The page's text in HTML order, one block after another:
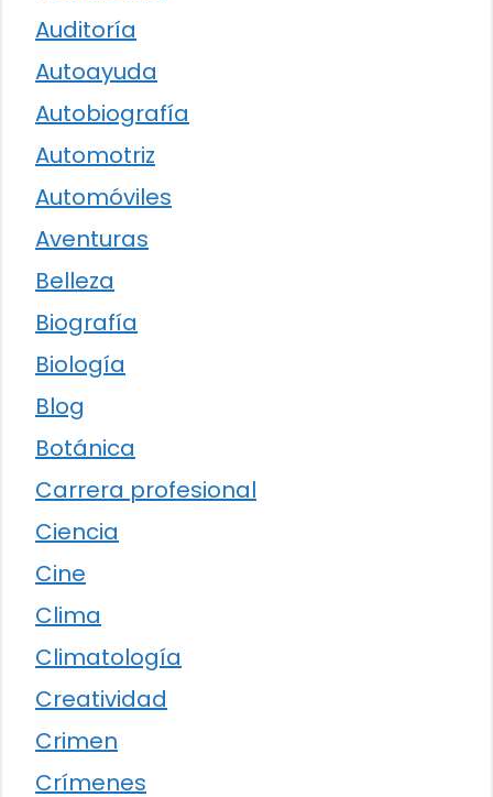
Auditoría
Autoayuda
Autobiografía
Automotriz
Automóviles
Aventuras
Belleza
Biografía
Biología
Blog
Botánica
Carrera profesional
Ciencia
Cine
Clima
Climatología
Creatividad
Crimen
Crímenes